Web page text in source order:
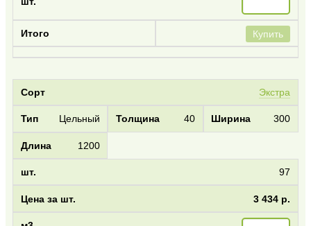
Купить
Экстра
Цельный 40 300
1200
97
3 434 р.